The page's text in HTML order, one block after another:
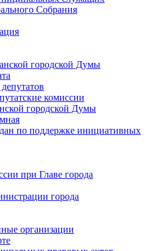
Cобрания
городской Думы
комиссии
городской Думы
по поддержке инициативных
при Главе города
города
организации